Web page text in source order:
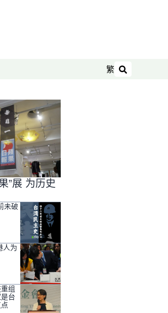
繁
搜索
历史
未破
人为
组
台